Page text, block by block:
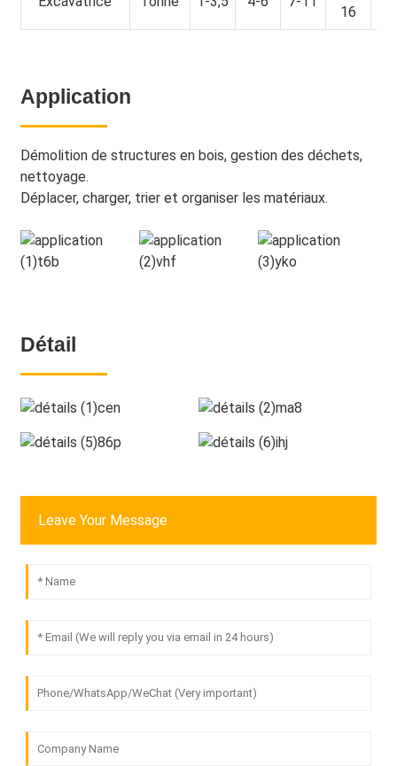
16
Application
Démolition de structures en bois, gestion des déchets,
nettoyage.
Déplacer, charger, trier et organiser les matériaux.
Détail
Leave Your Message